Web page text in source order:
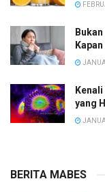
yang
BERITA MABES